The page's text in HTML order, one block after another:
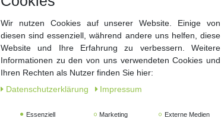
Wir nutzen Cookies auf unserer Website. Einige von
diesen sind essenziell, während andere uns helfen, diese
Website und Ihre Erfahrung zu verbessern. Weitere
Informationen zu den von uns verwendeten Cookies und
Ihren Rechten als Nutzer finden Sie hier:
Daten­schutz­erklärung
Impressum
Essenziell Marketing Externe Medien